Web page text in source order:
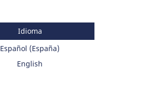
Idioma
Español (España)
English